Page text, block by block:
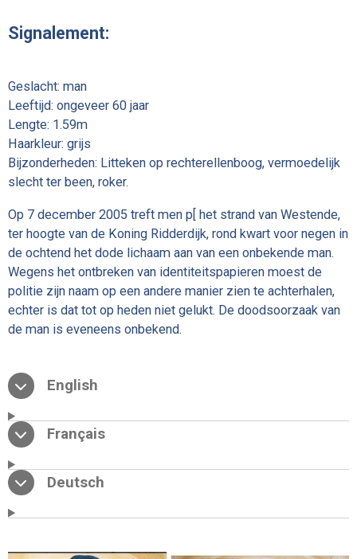
Signalement:
Geslacht: man
Leeftijd: ongeveer 60 jaar
Lengte: 1.59m
Haarkleur: grijs
Bijzonderheden: Litteken op rechterellenboog, vermoedelijk
slecht ter been, roker.
Op 7 december 2005 treft men p[ het strand van Westende,
ter hoogte van de Koning Ridderdijk, rond kwart voor negen in
de ochtend het dode lichaam aan van een onbekende man.
Wegens het ontbreken van identiteitspapieren moest de
politie zijn naam op een andere manier zien te achterhalen,
echter is dat tot op heden niet gelukt. De doodsoorzaak van
de man is eveneens onbekend.
English
Français
Deutsch